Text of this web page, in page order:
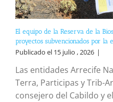
El equipo de la Reserva de la
proyectos subvencionados por la
Publicado el 15 julio , 2026 |
Las entidades Arrecife
Terra, Participas y Trib-
consejero del Cabildo y